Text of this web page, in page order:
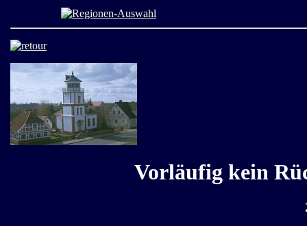
Vorläufig kein